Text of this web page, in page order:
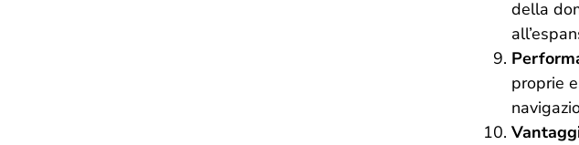
della
proprie